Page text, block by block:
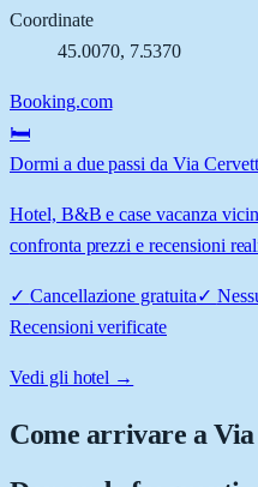
Coordinate
45.0070, 7.5370
Booking.com
🛏️
Dormi a due passi da Via
Hotel, B&B e case vacanza
confronta prezzi e recensioni
✓ Cancellazione gratuita✓
Recensioni verificate
Vedi gli hotel →
Come arrivare a